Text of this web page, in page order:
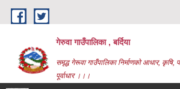
Skip to main content
गेरुवा गाउँपालिका , बर्दिया
समृद्ध गेरूवा गाउँपालिका निर्माणको आधार, कृषि,
पूर्वाधार ।।।